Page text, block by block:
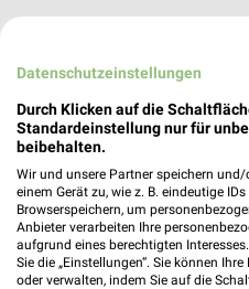
BayWa Angebote
Neumarkt
386,09 km
Datenschutzeinstellungen
Durch Klicken auf die
Standardeinstellung nur für
beibehalten.
Wir und unsere Partner speichern
einem Gerät zu, wie z. B. eindeutige
Browserspeichern, um
Anbieter verarbeiten Ihre
aufgrund eines berechtigten
Sie die „Einstellungen“. Sie können
oder verwalten, indem Sie auf die